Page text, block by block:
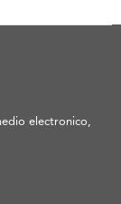
electronico,